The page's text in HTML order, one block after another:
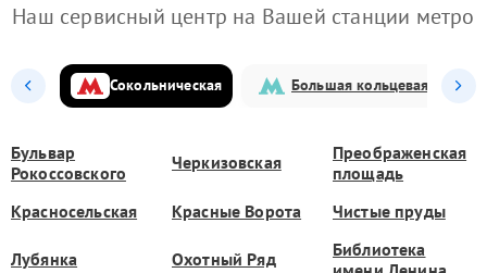
Наш сервисный центр на Вашей станции метро
Сокольническая Большая кольцевая
Бульвар
Рокоссовского
Черкизовская
Преображенская
площадь
Красносельская
Красные Ворота Чистые пруды
Лубянка Охотный Ряд
Библиотека